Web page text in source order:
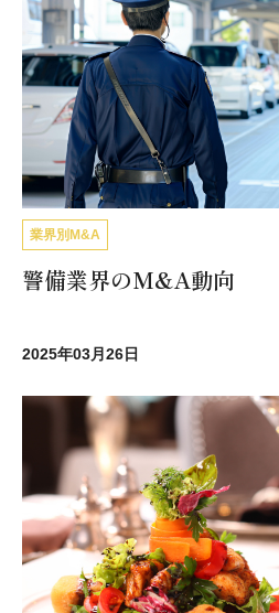
業界別M&A
警備業界のM&A動向
2025年03月26日